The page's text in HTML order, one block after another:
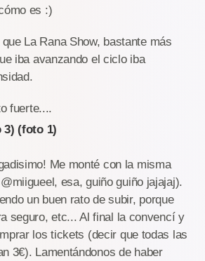
es :)
La Rana Show, bastante más
iba avanzando el ciclo iba
fuerte....
(foto 1)
Me monté con la misma
esa, guiño guiño jajajaj).
un buen rato de subir, porque
seguro, etc... Al final la convencí y
los tickets (decir que todas las
3€). Lamentándonos de haber